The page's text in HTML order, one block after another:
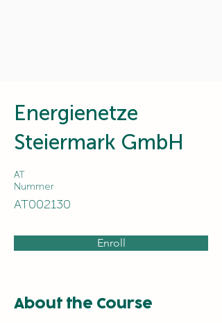
Energienetze
Steiermark GmbH
AT
Nummer
AT002130
Enroll
About the Course